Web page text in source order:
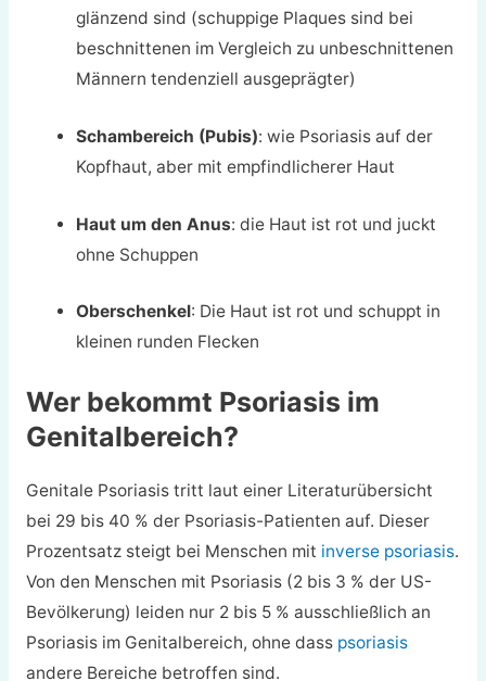
glänzend sind (schuppige Plaques sind bei
beschnittenen im Vergleich zu unbeschnittenen
Männern tendenziell ausgeprägter)
Schambereich (Pubis): wie Psoriasis auf der
Kopfhaut, aber mit empfindlicherer Haut
Haut um den Anus: die Haut ist rot und juckt
ohne Schuppen
Oberschenkel: Die Haut ist rot und schuppt in
kleinen runden Flecken
Wer bekommt Psoriasis im
Genitalbereich?
Genitale Psoriasis tritt laut einer Literaturübersicht
bei 29 bis 40 % der Psoriasis-Patienten auf. Dieser
Prozentsatz steigt bei Menschen mit inverse psoriasis.
Von den Menschen mit Psoriasis (2 bis 3 % der US-
Bevölkerung) leiden nur 2 bis 5 % ausschließlich an
Psoriasis im Genitalbereich, ohne dass psoriasis
andere Bereiche betroffen sind.